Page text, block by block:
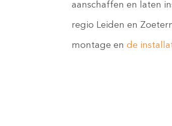
aanschaffen en laten
regio Leiden en
montage en de